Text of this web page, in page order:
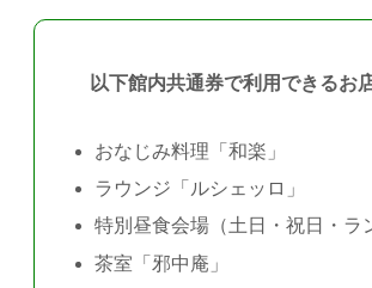
以下館内共通券で利用できるお
おなじみ料理「和楽」
ラウンジ「ルシェッロ」
特別昼食会場（土日・祝日・ラ
茶室「邪中庵」